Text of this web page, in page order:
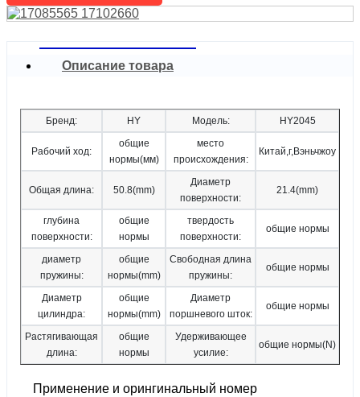
Описание товара
Бренд: HY Модель: HY2045
Рабочий ход:
общие
нормы(мм)
место
происхождения:
Китай,г,Вэньчжоу
Общая длина: 50.8(mm)
Диаметр
поверхности:
21.4(mm)
глубина
поверхности:
общие
нормы
твердость
поверхности:
общие нормы
диаметр
пружины:
общие
нормы(mm)
Свободная длина
пружины:
общие нормы
Диаметр
цилиндра:
общие
нормы(mm)
Диаметр
поршневого шток:
общие нормы
Растягивающая
длина:
общие
нормы
Удерживающее
усилие:
общие нормы(N)
Применение и орингинальный номер